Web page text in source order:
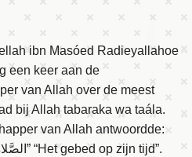
ibn Masóed Radieyallahoe
een keer aan de
van Allah over de meest
bij Allah tabaraka wa taála.
van Allah antwoordde:
” “Het gebed op zijn tijd”.